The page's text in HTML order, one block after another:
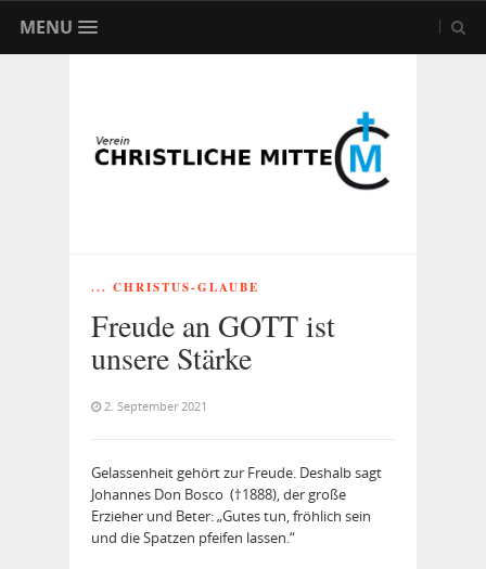
MENU
... CHRISTUS-GLAUBE
Freude an GOTT ist
unsere Stärke
2. September 2021
Gelassenheit gehört zur Freude. Deshalb sagt
Johannes Don Bosco (†1888), der große
Erzieher und Beter: „Gutes tun, fröhlich sein
und die Spatzen pfeifen lassen.“